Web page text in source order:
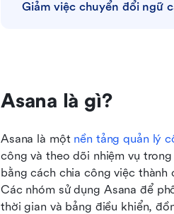
Giảm việc chuyển đổi ngữ
Asana là gì?
Asana là một nền tảng quản lý
công và theo dõi nhiệm vụ
bằng cách chia công việc
Các nhóm sử dụng Asana để
thời gian và bảng điều khiển,